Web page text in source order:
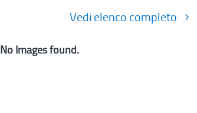
Vedi elenco completo
No Images found.